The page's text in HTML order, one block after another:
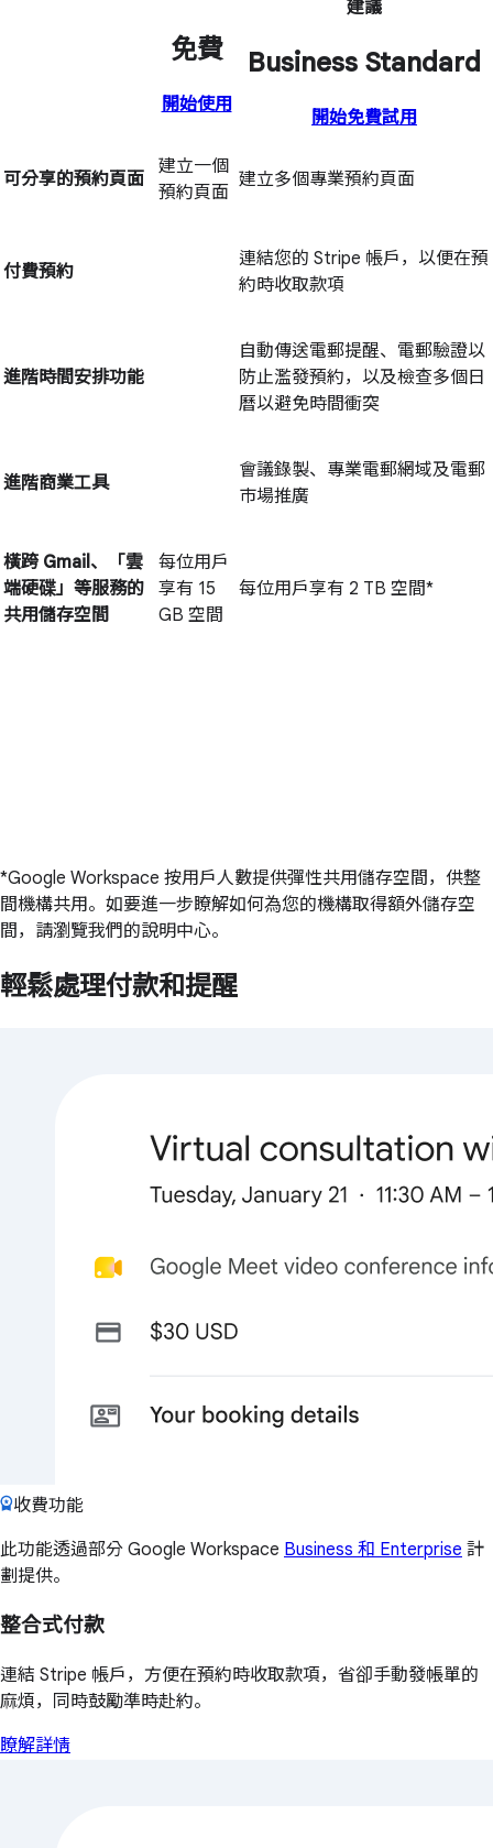
免費
開始使用
建議
Business Standard
開始免費試用
可分享的預約頁面
建立一個
預約頁面
建立多個專業預約頁面
付費預約
連結您的 Stripe 帳戶，以便在預
約時收取款項
進階時間安排功能
自動傳送電郵提醒、電郵驗證以
防止濫發預約，以及檢查多個日
曆以避免時間衝突
進階商業工具
會議錄製、專業電郵網域及電郵
市場推廣
橫跨 Gmail、「雲
端硬碟」等服務的
共用儲存空間
每位用戶
享有 15
GB 空間
每位用戶享有 2 TB 空間*
*Google Workspace 按用戶人數提供彈性共用儲存空間，供整
間機構共用。如要進一步瞭解如何為您的機構取得額外儲存空
間，請瀏覽我們的說明中心。
輕鬆處理付款和提醒
收費功能
此功能透過部分 Google Workspace Business 和 Enterprise 計
劃提供。
整合式付款
連結 Stripe 帳戶，方便在預約時收取款項，省卻手動發帳單的
麻煩，同時鼓勵準時赴約。
瞭解詳情